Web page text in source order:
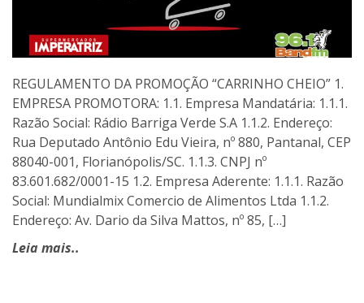
REGULAMENTO DA PROMOÇÃO “CARRINHO CHEIO” 1.
EMPRESA PROMOTORA: 1.1. Empresa Mandatária: 1.1.1.
Razão Social: Rádio Barriga Verde S.A 1.1.2. Endereço:
Rua Deputado Antônio Edu Vieira, nº 880, Pantanal, CEP
88040-001, Florianópolis/SC. 1.1.3. CNPJ nº
83.601.682/0001-15 1.2. Empresa Aderente: 1.1.1. Razão
Social: Mundialmix Comercio de Alimentos Ltda 1.1.2.
Endereço: Av. Dario da Silva Mattos, nº 85, […]
Leia mais..